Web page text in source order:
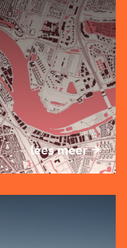
lees meer